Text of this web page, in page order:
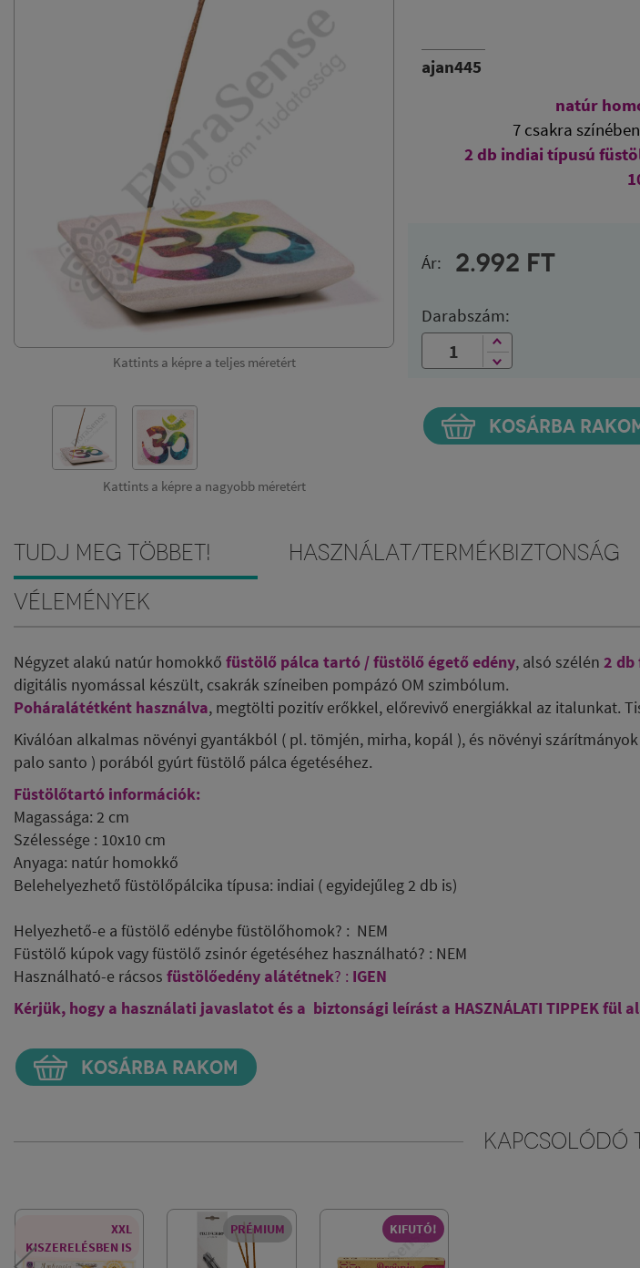
Kattints a képre a teljes méretért
Kattints a képre a nagyobb méretért
ajan445
natúr
7 csakra
2 db indiai típusú
Ár: 2.992 FT
Darabszám:
KOSÁRBA
Tudj meg többet!
Használat/Termékbiztonság
Vélemények
Négyzet alakú natúr homokkő füstölő pálca tartó / füstölő égető edény, alsó szélén 2
digitális nyomással készült, csakrák színeiben pompázó OM szimbólum.
Poháralátétként használva, megtölti pozitív erőkkel, előrevivő energiákkal az italunkat.
Kiválóan alkalmas növényi gyantákból ( pl. tömjén, mirha, kopál ), és növényi
palo santo ) porából gyúrt füstölő pálca égetéséhez.
Füstölőtartó információk:
Magassága: 2 cm
Szélessége : 10x10 cm
Anyaga: natúr homokkő
Belehelyezhető füstölőpálcika típusa: indiai ( egyidejűleg 2 db is)
Helyezhető-e a füstölő edénybe füstölőhomok? : NEM
Füstölő kúpok vagy füstölő zsinór égetéséhez használható? : NEM
Használható-e rácsos füstölőedény alátétnek? : IGEN
Kérjük, hogy a használati javaslatot és a biztonsági leírást a HASZNÁLATI TIPPEK fül
KOSÁRBA RAKOM
KAPCSOLÓDÓ
XXL
KISZERELÉSBEN IS
PRÉMIUM KIFUTÓ!